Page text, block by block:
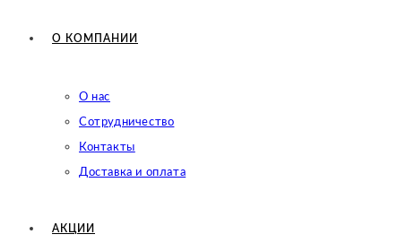
О КОМПАНИИ
О нас
Сотрудничество
Контакты
Доставка и оплата
АКЦИИ